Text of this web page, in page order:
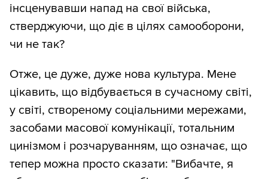
інсценувавши напад на свої війська,
стверджуючи, що діє в цілях самооборони,
чи не так?
Отже, це дуже, дуже нова культура. Мене
цікавить, що відбувається в сучасному світі,
у світі, створеному соціальними мережами,
засобами масової комунікації, тотальним
цинізмом і розчаруванням, що означає, що
тепер можна просто сказати: "Вибачте, я